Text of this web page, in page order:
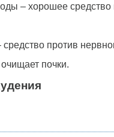
– хорошее
против
почки.